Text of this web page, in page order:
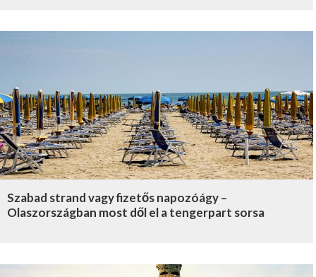
Szabad strand vagy fizetős napozóágy –
Olaszországban most dől el a tengerpart sorsa